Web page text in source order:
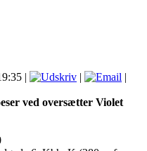
| |
|
ved oversætter Violet